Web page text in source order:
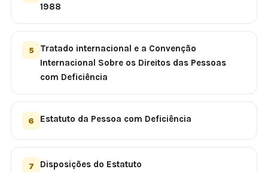
1988
5
Tratado internacional e a Convenção
Internacional Sobre os Direitos das Pessoas
com Deficiência
6 Estatuto da Pessoa com Deficiência
7 Disposições do Estatuto